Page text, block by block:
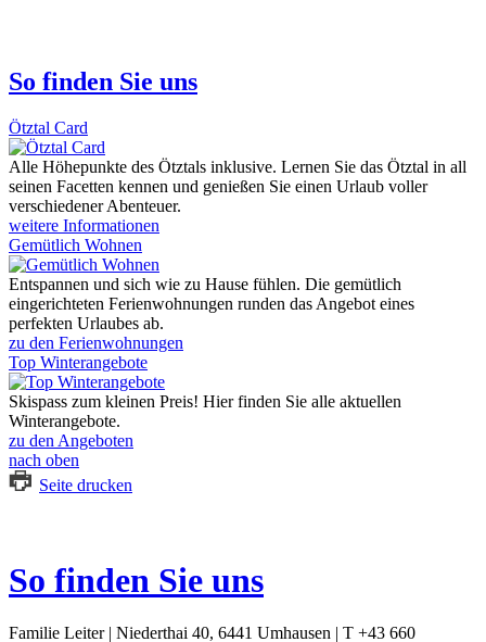
So finden Sie uns
Ötztal Card
Alle Höhepunkte des Ötztals inklusive. Lernen Sie das Ötztal in all
seinen Facetten kennen und genießen Sie einen Urlaub voller
verschiedener Abenteuer.
weitere Informationen
Gemütlich Wohnen
Entspannen und sich wie zu Hause fühlen. Die gemütlich
eingerichteten Ferienwohnungen runden das Angebot eines
perfekten Urlaubes ab.
zu den Ferienwohnungen
Top Winterangebote
Skispass zum kleinen Preis! Hier finden Sie alle aktuellen
Winterangebote.
zu den Angeboten
nach oben
Seite drucken
So finden Sie uns
Familie Leiter | Niederthai 40, 6441 Umhausen | T +43 660